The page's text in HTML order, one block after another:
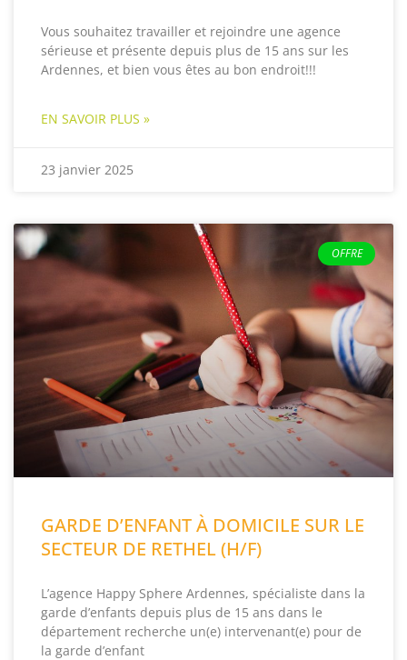
Vous souhaitez travailler et rejoindre une agence
sérieuse et présente depuis plus de 15 ans sur les
Ardennes, et bien vous êtes au bon endroit!!!
EN SAVOIR PLUS »
23 janvier 2025
OFFRE
GARDE D’ENFANT À DOMICILE SUR LE
SECTEUR DE RETHEL (H/F)
L’agence Happy Sphere Ardennes, spécialiste dans la
garde d’enfants depuis plus de 15 ans dans le
département recherche un(e) intervenant(e) pour de
la garde d’enfant